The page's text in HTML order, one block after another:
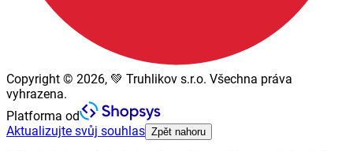
Copyright © 2026, 💚 Truhlikov s.r.o. Všechna práva
vyhrazena.
Platforma od
Aktualizujte svůj souhlas Zpět nahoru